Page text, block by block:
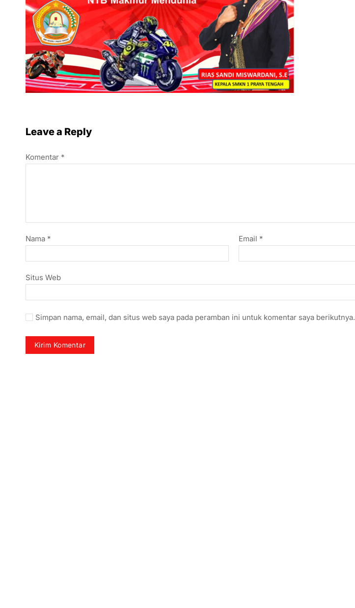
Leave a Reply
Komentar *
Nama * Email *
Situs Web
Simpan nama, email, dan situs web saya pada peramban ini untuk komentar saya berikutnya.